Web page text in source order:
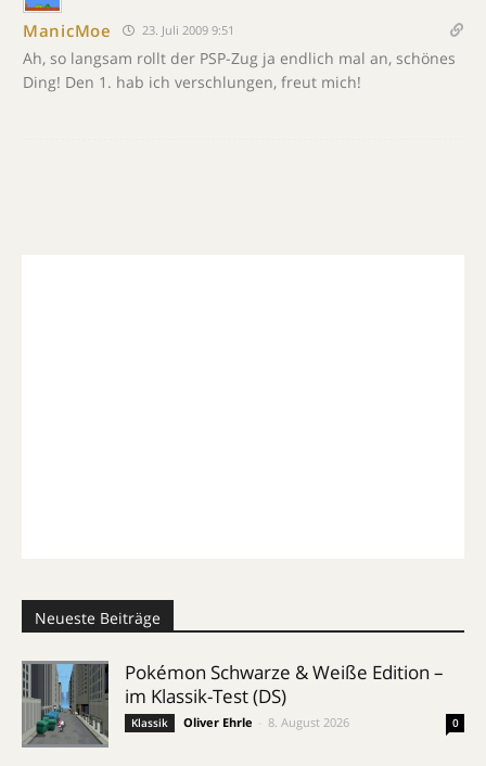
ManicMoe 23. Juli 2009 9:51
Ah, so langsam rollt der PSP-Zug ja endlich mal an, schönes
Ding! Den 1. hab ich verschlungen, freut mich!
Neueste Beiträge
Pokémon Schwarze & Weiße Edition –
im Klassik-Test (DS)
Klassik Oliver Ehrle 8. August 2026 0